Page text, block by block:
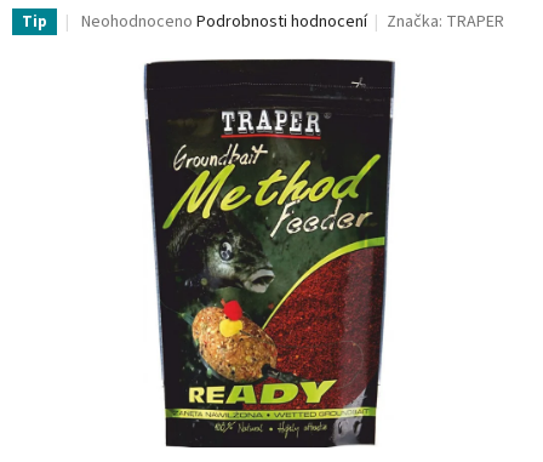
Tip
Průměrné
produktu
hvězdiček.
Neohodnoceno Podrobnosti hodnocení Značka: TRAPER